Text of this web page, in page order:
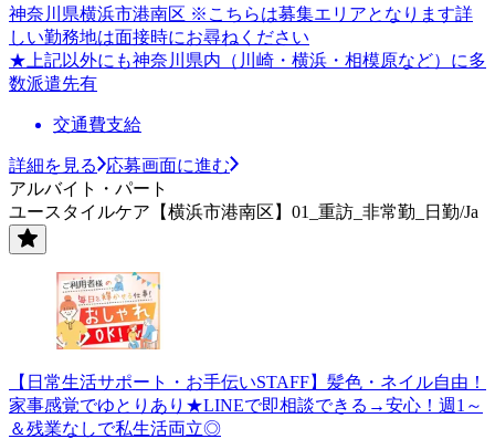
神奈川県横浜市港南区 ※こちらは募集エリアとなります詳
しい勤務地は面接時にお尋ねください
★上記以外にも神奈川県内（川崎・横浜・相模原など）に多
数派遣先有
交通費支給
詳細を見る
応募画面に進む
アルバイト・パート
ユースタイルケア【横浜市港南区】01_重訪_非常勤_日勤/Ja
【日常生活サポート・お手伝いSTAFF】髪色・ネイル自由！
家事感覚でゆとりあり★LINEで即相談できる→安心！週1～
＆残業なしで私生活両立◎